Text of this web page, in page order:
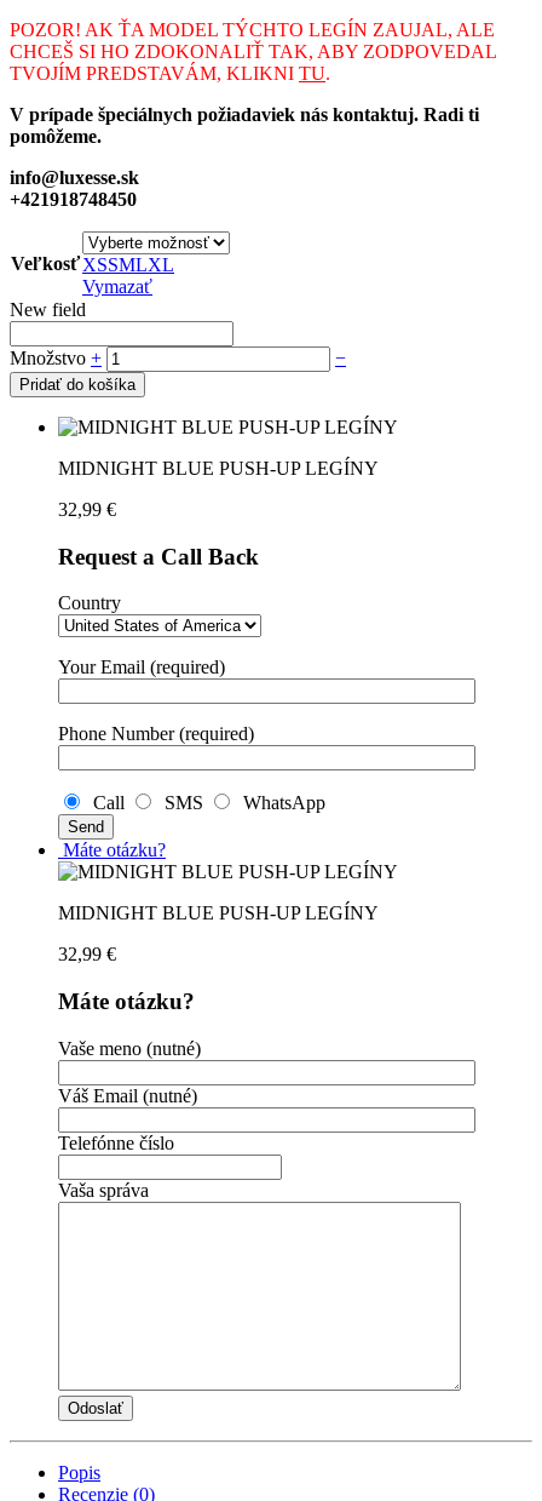
POZOR! AK ŤA MODEL TÝCHTO LEGÍN ZAUJAL, ALE
CHCEŠ SI HO ZDOKONALIŤ TAK, ABY ZODPOVEDAL
TVOJÍM PREDSTAVÁM, KLIKNI TU.
V prípade špeciálnych požiadaviek nás kontaktuj. Radi ti
pomôžeme.
info@luxesse.sk
+421918748450
VeľkosťXSSMLXL
Vymazať
New field
Množstvo + −
Pridať do košíka
MIDNIGHT BLUE PUSH-UP LEGÍNY
32,99 €
Request a Call Back
Country
Your Email (required)
Phone Number (required)
Call SMS WhatsApp
Máte otázku?
MIDNIGHT BLUE PUSH-UP LEGÍNY
32,99 €
Máte otázku?
Vaše meno (nutné)
Váš Email (nutné)
Telefónne číslo
Vaša správa
Popis
Recenzie (0)